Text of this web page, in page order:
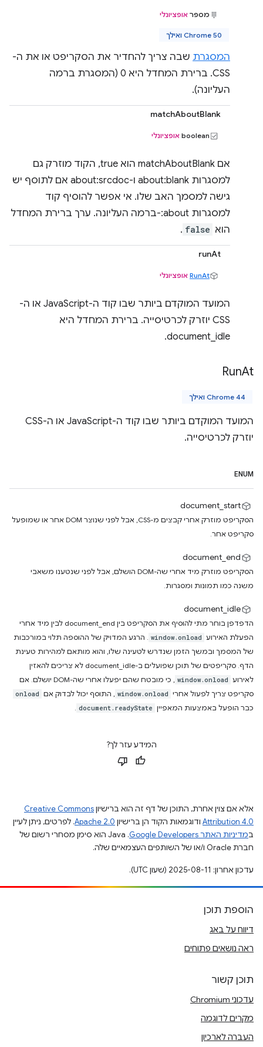
מספר אופציונלי
Chrome 50 ואילך
המסגרת שבה צריך להחדיר את הסקריפט או את ה-
CSS. ברירת המחדל היא 0 (המסגרת ברמה
העליונה).
matchAboutBlank
‫boolean אופציונלי
אם matchAboutBlank הוא true, הקוד מוזרק גם
למסגרות about:blank ו-about:srcdoc אם לתוסף יש
גישה למסמך האב שלו. אי אפשר להוסיף קוד
למסגרות about:-ברמה העליונה. ערך ברירת המחדל
הוא false
.
runAt
RunAt אופציונלי
המועד המוקדם ביותר שבו קוד ה-JavaScript או ה-
CSS יוזרק לכרטיסייה. ברירת המחדל היא
document_idle.
RunAt
Chrome 44 ואילך
המועד המוקדם ביותר שבו קוד ה-JavaScript או ה-CSS
יוזרק לכרטיסייה.
ENUM
document_start
הסקריפט מוזרק אחרי קבצים מ-CSS, אבל לפני שנוצר DOM אחר או שמופעל
סקריפט אחר.
document_end
הסקריפט מוזרק מיד אחרי שה-DOM הושלם, אבל לפני שנטענו משאבי
משנה כמו תמונות ומסגרות.
document_idle
הדפדפן בוחר מתי להוסיף את הסקריפט בין document_end לבין מיד אחרי
הפעלת האירוע window.onload . הרגע המדויק של ההוספה תלוי במורכבות
של המסמך ובמשך הזמן שנדרש לטעינה שלו, והוא מותאם למהירות טעינת
הדף. סקריפטים של תוכן שפועלים ב-document_idle לא צריכים להאזין
לאירוע window.onload
, כי מובטח שהם יפעלו אחרי שה-DOM יושלם. אם
סקריפט צריך לפעול אחרי window.onload , התוסף יכול לבדוק אם onload
כבר הופעל באמצעות המאפיין document.readyState
.
המידע עזר לך?
אלא אם צוין אחרת, התוכן של דף זה הוא ברישיוןCreative Commons
Attribution 4.0 ודוגמאות הקוד הן ברישיון Apache 2.0. לפרטים, ניתן לעיין
במדיניות האתר Google Developers‏
.‏ Java הוא סימן מסחרי רשום של
חברת Oracle ו/או של השותפים העצמאיים שלה.
עדכון אחרון: 2025-08-11 (שעון UTC).
הוספת תוכן
דיווח על באג
ראה נושאים פתוחים
תוכן קשור
עדכוני Chromium
מקרים לדוגמה
העברה לארכיון